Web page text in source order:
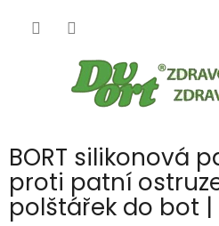
BORT silikonová
proti patní
polštářek do bot |